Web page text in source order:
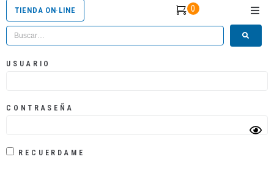
TIENDA ON·LINE 0
USUARIO
CONTRASEÑA
RECUERDAME